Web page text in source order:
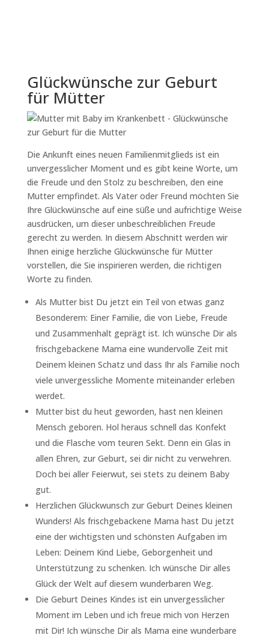
Glückwünsche zur Geburt
für Mütter
Die Ankunft eines neuen Familienmitglieds ist ein
unvergesslicher Moment und es gibt keine Worte, um
die Freude und den Stolz zu beschreiben, den eine
Mutter empfindet. Als Vater oder Freund möchten Sie
Ihre Glückwünsche auf eine süße und aufrichtige Weise
ausdrücken, um dieser unbeschreiblichen Freude
gerecht zu werden. In diesem Abschnitt werden wir
Ihnen einige herzliche Glückwünsche für Mütter
vorstellen, die Sie inspirieren werden, die richtigen
Worte zu finden.
Als Mutter bist Du jetzt ein Teil von etwas ganz
Besonderem: Einer Familie, die von Liebe, Freude
und Zusammenhalt geprägt ist. Ich wünsche Dir als
frischgebackene Mama eine wundervolle Zeit mit
Deinem kleinen Schatz und dass Ihr als Familie noch
viele unvergessliche Momente miteinander erleben
werdet.
Mutter bist du heut geworden, hast nen kleinen
Mensch geboren. Hol heraus schnell das Konfekt
und die Flasche vom teuren Sekt. Denn ein Glas in
allen Ehren, zur Geburt, sei dir nicht zu verwehren.
Doch bei aller Feierwut, sei stets zu deinem Baby
gut.
Herzlichen Glückwunsch zur Geburt Deines kleinen
Wunders! Als frischgebackene Mama hast Du jetzt
eine der wichtigsten und schönsten Aufgaben im
Leben: Deinem Kind Liebe, Geborgenheit und
Unterstützung zu schenken. Ich wünsche Dir alles
Glück der Welt auf diesem wunderbaren Weg.
Die Geburt Deines Kindes ist ein unvergesslicher
Moment im Leben und ich freue mich von Herzen
mit Dir! Ich wünsche Dir als Mama eine wunderbare